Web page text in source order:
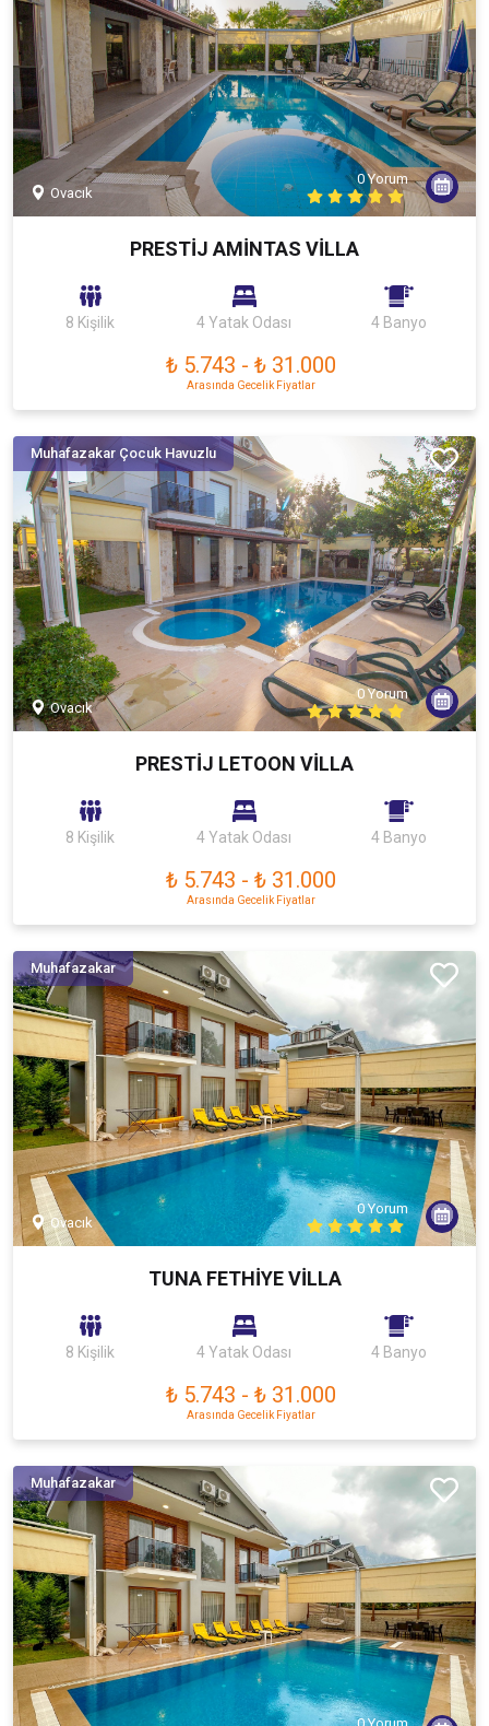
Ovacık
0 Yorum
PRESTİJ AMİNTAS VİLLA
8 Kişilik 4 Yatak Odası 4 Banyo
₺ 5.743 - ₺ 31.000
Arasında Gecelik Fiyatlar
Muhafazakar Çocuk Havuzlu
Ovacık
0 Yorum
PRESTİJ LETOON VİLLA
8 Kişilik 4 Yatak Odası 4 Banyo
₺ 5.743 - ₺ 31.000
Arasında Gecelik Fiyatlar
Muhafazakar
Ovacık
0 Yorum
TUNA FETHİYE VİLLA
8 Kişilik 4 Yatak Odası 4 Banyo
₺ 5.743 - ₺ 31.000
Arasında Gecelik Fiyatlar
Muhafazakar